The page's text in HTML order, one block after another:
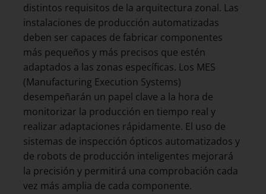
distintos requisitos de la arquitectura zonal. Las
instalaciones de producción automatizadas
deben ser capaces de fabricar componentes
más pequeños y más precisos que estén
adaptados a las zonas específicas. Los MES
(Manufacturing Execution Systems)
desempeñarán un papel clave a la hora de
monitorizar la producción en tiempo real y
realizar adaptaciones rápidamente. El uso de
sistemas de inspección ópticos automatizados y
de robots de producción inteligentes mejorará
la precisión y permitirá una comprobación cada
vez más amplia de cada componente.